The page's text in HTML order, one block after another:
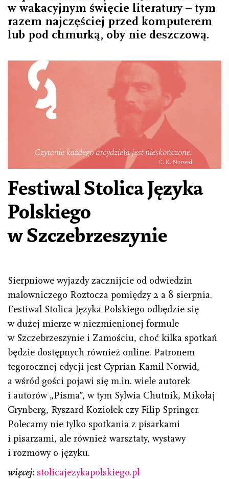
w wakacyjnym święcie literatury – tym
razem najczęściej przed komputerem
lub pod chmurką, oby nie deszczową.
Festiwal Stolica Języka
Polskiego
w Szczebrzeszynie
Sierpniowe wyjazdy zacznijcie od odwiedzin
malowniczego Roztocza pomiędzy 2 a 8 sierpnia.
Festiwal Stolica Języka Polskiego odbędzie się
w dużej mierze w niezmienionej formule
w Szczebrzeszynie i Zamościu, choć kilka spotkań
będzie dostępnych również online. Patronem
tegorocznej edycji jest Cyprian Kamil Norwid,
a wśród gości pojawi się m.in. wiele autorek
i autorów „Pisma”, w tym Sylwia Chutnik, Mikołaj
Grynberg, Ryszard Koziołek czy Filip Springer.
Polecamy nie tylko spotkania z pisarkami
i pisarzami, ale również warsztaty, wystawy
i rozmowy o języku.
więcej: stolicajezykapolskiego.pl